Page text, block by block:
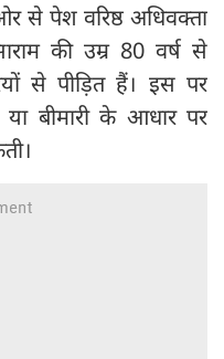
से पेश वरिष्ठ अधिवक्ता
की उम्र 80 वर्ष से
से पीड़ित हैं। इस पर
बीमारी के आधार पर